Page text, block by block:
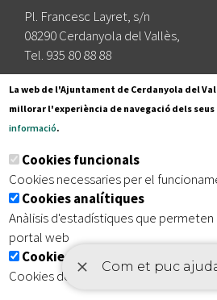
Pl. Francesc Layret, s/n
08290 Cerdanyola del Vallès,
Tel. 935 80 88 88
Segueix-nos a:
Subscriu-te al nostre butlletí
Inici | Avís legal | Protecció de
| Accessibilitat
La web de l'Ajuntament de Cerdanyola del
millorar l'experiència de navegació dels seus
informació.
Cookies funcionals
Cookies necessaries per el
Cookies analítiques
Anàlisis d'estadístiques que
portal web
Cookies publicitàries
Cookies de tercers amb finalitat